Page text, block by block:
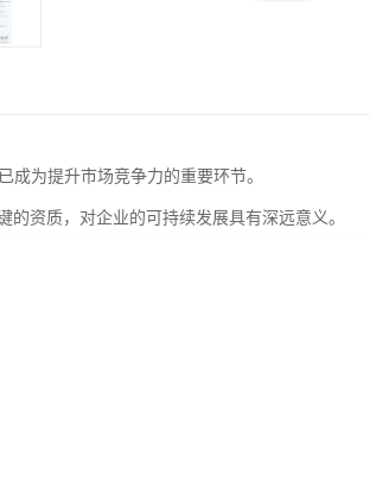
成为提升市场竞争力的重要环节。
的资质，对企业的可持续发展具有深远意义。